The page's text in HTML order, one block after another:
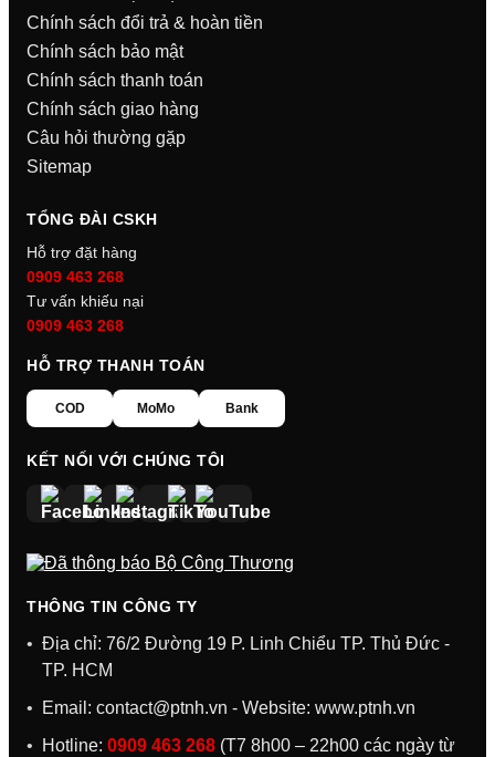
Chính sách đổi trả & hoàn tiền
Chính sách bảo mật
Chính sách thanh toán
Chính sách giao hàng
Câu hỏi thường gặp
Sitemap
TỔNG ĐÀI CSKH
Hỗ trợ đặt hàng
0909 463 268
Tư vấn khiếu nại
0909 463 268
HỖ TRỢ THANH TOÁN
COD MoMo Bank
KẾT NỐI VỚI CHÚNG TÔI
THÔNG TIN CÔNG TY
Địa chỉ: 76/2 Đường 19 P. Linh Chiểu TP. Thủ Đức -
TP. HCM
Email: contact@ptnh.vn - Website: www.ptnh.vn
Hotline: 0909 463 268 (T7 8h00 – 22h00 các ngày từ